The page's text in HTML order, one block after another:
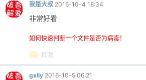
我是大叔 2016-10-4 18:34
非常好看
如何快速判断一个文件是否为病毒！
回复
gxlly 2016-10-5 06:21